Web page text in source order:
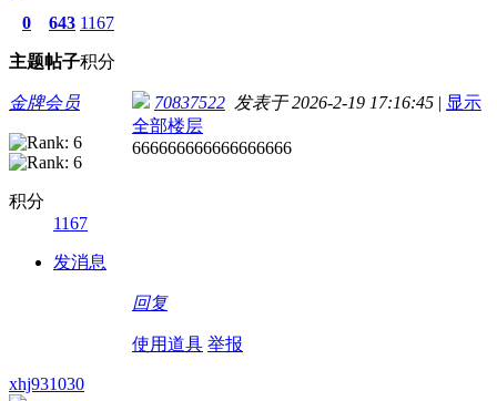
0
主题
643
帖子
1167
积分
金牌会员
积分
1167
发消息
70837522 发表于 2026-2-19 17:16:45 | 显示
全部楼层
666666666666666666
回复
使用道具 举报
xhj931030